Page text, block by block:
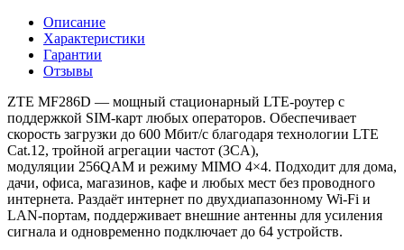
Описание
Характеристики
Гарантии
Отзывы
ZTE MF286D — мощный стационарный LTE‑роутер с
поддержкой SIM‑карт любых операторов. Обеспечивает
скорость загрузки до 600 Мбит/с благодаря технологии LTE
Cat.12, тройной агрегации частот (3CA),
модуляции 256QAM и режиму MIMO 4×4. Подходит для дома,
дачи, офиса, магазинов, кафе и любых мест без проводного
интернета. Раздаёт интернет по двухдиапазонному Wi‑Fi и
LAN‑портам, поддерживает внешние антенны для усиления
сигнала и одновременно подключает до 64 устройств.